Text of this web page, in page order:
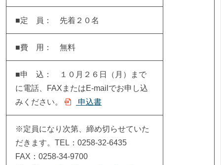
■定 員： 先着２０名
■費 用： 無料
■申 込： １０月２６日（月）まで
に電話、FAXまたはE-mailでお申し込
みください。
申込書
※定員になり次第、締め切らせていた
だきます。TEL：0258-32-6435
FAX：0258-34-9700